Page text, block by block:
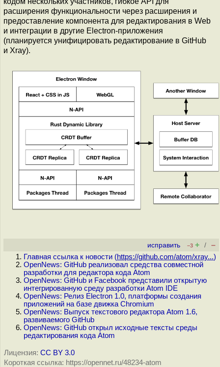
расширения функциональности через расширения и
предоставление компонента для редактирования в Web
и интеграции в другие Electron-приложения
(планируется унифицировать редактирование в GitHub
и Xray).
исправить –3 + / –
Главная ссылка к новости (https://github.com/atom/xray...)
OpenNews: GitHub реализовал средства совместной
разработки для редактора кода Atom
OpenNews: GitHub и Facebook представили открытую
интегрированную среду разработки Atom IDE
OpenNews: Релиз Electron 1.0, платформы создания
приложений на базе движка Chromium
OpenNews: Выпуск текстового редактора Atom 1.6,
развиваемого GitHub
OpenNews: GitHub открыл исходные тексты среды
редактирования кода Atom
Лицензия: CC BY 3.0
Короткая ссылка: https://opennet.ru/48234-atom